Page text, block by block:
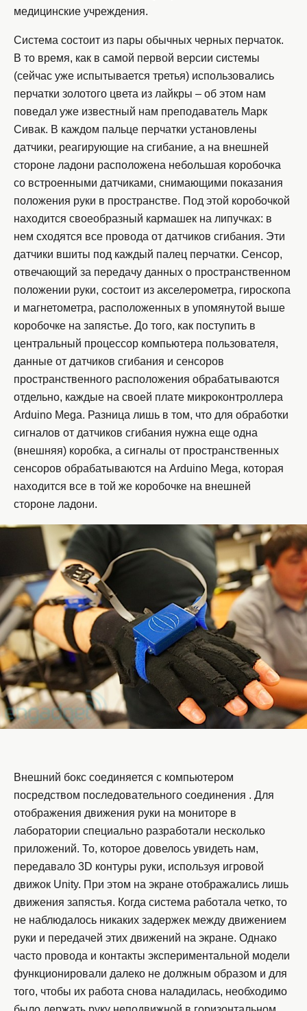
медицинские учреждения.
Система состоит из пары обычных черных перчаток.
В то время, как в самой первой версии системы
(сейчас уже испытывается третья) использовались
перчатки золотого цвета из лайкры – об этом нам
поведал уже известный нам преподаватель Марк
Сивак. В каждом пальце перчатки установлены
датчики, реагирующие на сгибание, а на внешней
стороне ладони расположена небольшая коробочка
со встроенными датчиками, снимающими показания
положения руки в пространстве. Под этой коробочкой
находится своеобразный кармашек на липучках: в
нем сходятся все провода от датчиков сгибания. Эти
датчики вшиты под каждый палец перчатки. Сенсор,
отвечающий за передачу данных о пространственном
положении руки, состоит из акселерометра, гироскопа
и магнетометра, расположенных в упомянутой выше
коробочке на запястье. До того, как поступить в
центральный процессор компьютера пользователя,
данные от датчиков сгибания и сенсоров
пространственного расположения обрабатываются
отдельно, каждые на своей плате микроконтроллера
Arduino Mega. Разница лишь в том, что для обработки
сигналов от датчиков сгибания нужна еще одна
(внешняя) коробка, а сигналы от пространственных
сенсоров обрабатываются на Arduino Mega, которая
находится все в той же коробочке на внешней
стороне ладони.
Внешний бокс соединяется с компьютером
посредством последовательного соединения . Для
отображения движения руки на мониторе в
лаборатории специально разработали несколько
приложений. То, которое довелось увидеть нам,
передавало 3D контуры руки, используя игровой
движок Unity. При этом на экране отображались лишь
движения запястья. Когда система работала четко, то
не наблюдалось никаких задержек между движением
руки и передачей этих движений на экране. Однако
часто провода и контакты экспериментальной модели
функционировали далеко не должным образом и для
того, чтобы их работа снова наладилась, необходимо